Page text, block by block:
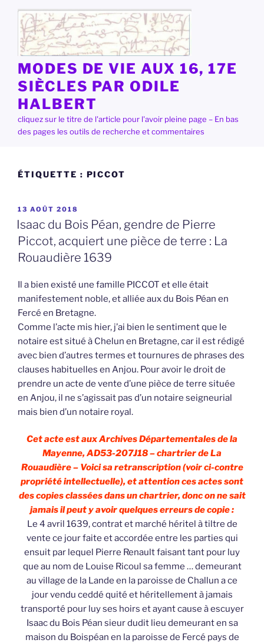
contenu
principal
MODES DE VIE AUX 16, 17E
SIÈCLES PAR ODILE
HALBERT
cliquez sur le titre de l'article pour l'avoir pleine page – En bas
des pages les outils de recherche et commentaires
ÉTIQUETTE : PICCOT
PUBLIÉ
LE
13 AOÛT 2018
Isaac du Bois Péan, gendre de Pierre
Piccot, acquiert une pièce de terre : La
Rouaudière 1639
Il a bien existé une famille PICCOT et elle était
manifestement noble, et alliée aux du Bois Péan en
Fercé en Bretagne.
Comme l’acte mis hier, j’ai bien le sentiment que le
notaire est situé à Chelun en Bretagne, car il est rédigé
avec bien d’autres termes et tournures de phrases des
clauses habituelles en Anjou. Pour avoir le droit de
prendre un acte de vente d’une pièce de terre située
en Anjou, il ne s’agissait pas d’un notaire seigneurial
mais bien d’un notaire royal.
Cet acte est aux Archives Départementales de la
Mayenne, AD53-207J18 – chartrier de La
Rouaudière – Voici sa retranscription (voir ci-contre
propriété intellectuelle), et attention ces actes sont
des copies classées dans un chartrier, donc on ne sait
jamais il peut y avoir quelques erreurs de copie :
Le 4 avril 1639, contrat et marché héritel à tiltre de
vente ce jour faite et accordée entre les parties qui
ensuit par lequel Pierre Renault faisant tant pour luy
que au nom de Louise Ricoul sa femme … demeurant
au village de la Lande en la paroisse de Challun a ce
jour vendu ceddé quité et héritellement à jamais
transporté pour luy ses hoirs et ayant cause à escuyer
Isaac du Bois Péan sieur dudit lieu demeurant en sa
maison du Boispéan en la paroisse de Fercé pays de